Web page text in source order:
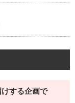
する企画で